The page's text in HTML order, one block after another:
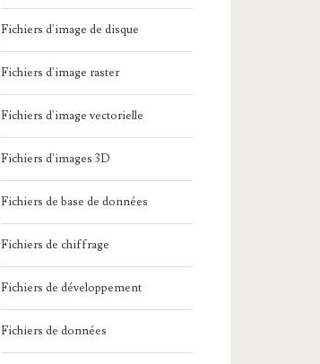
Fichiers d'image de disque
Fichiers d'image raster
Fichiers d'image vectorielle
Fichiers d'images 3D
Fichiers de base de données
Fichiers de chiffrage
Fichiers de développement
Fichiers de données